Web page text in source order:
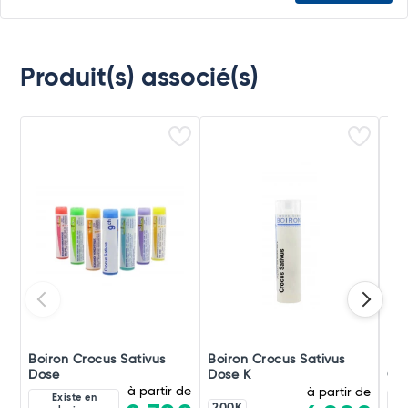
Produit(s) associé(s)
Boiron Crocus Sativus
Dose
Existe en
à partir de
Boiron Crocus Sativus
Dose K
à partir de